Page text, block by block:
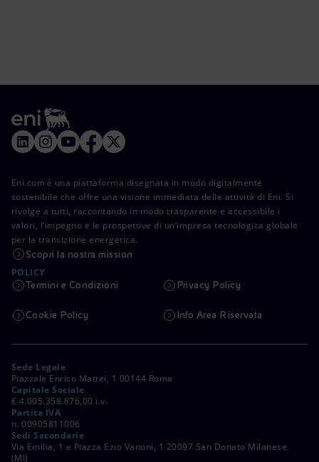
Eni.com è una piattaforma disegnata in modo digitalmente
sostenibile che offre una visione immediata delle attività di Eni. Si
rivolge a tutti, raccontando in modo trasparente e accessibile i
valori, l’impegno e le prospettive di un’impresa tecnologica globale
per la transizione energetica.
Scopri la nostra mission
POLICY
Termini e Condizioni Privacy Policy
Cookie Policy Info Area Riservata
Sede Legale
Piazzale Enrico Mattei, 1 00144 Roma
Capitale Sociale
€ 4.005.358.876,00 i.v.
Partita IVA
n. 00905811006
Sedi Secondarie
Via Emilia, 1 e Piazza Ezio Vanoni, 1 20097 San Donato Milanese
(MI)